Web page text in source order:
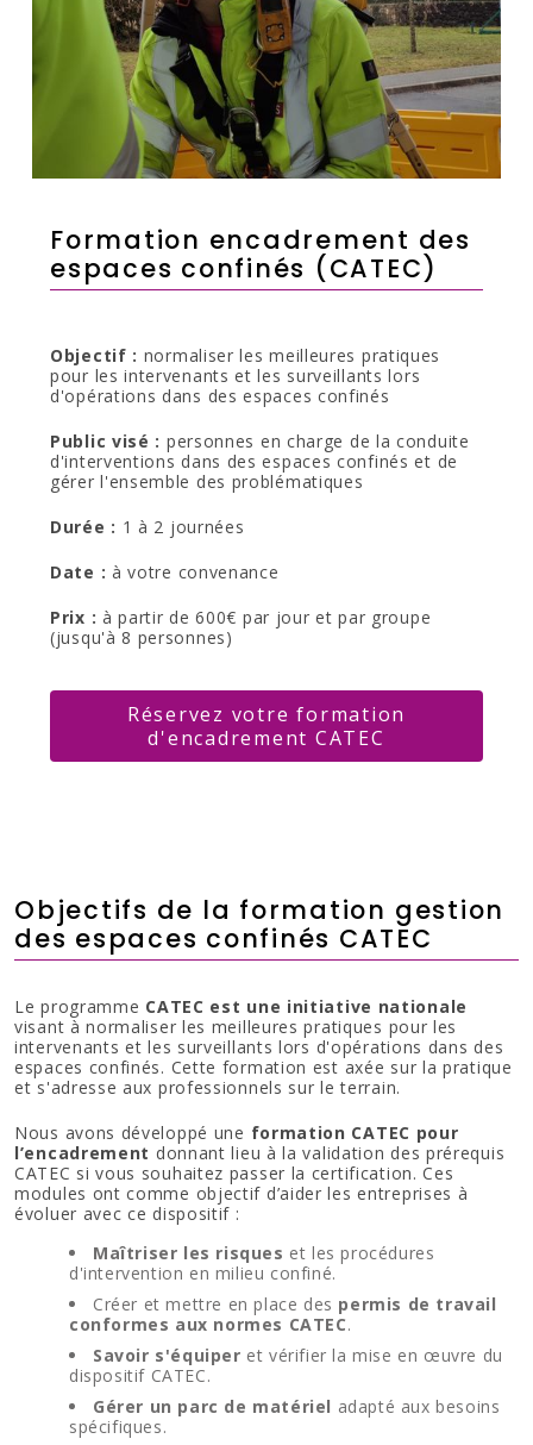
Formation encadrement des
espaces confinés (CATEC)
Objectif : normaliser les meilleures pratiques
pour les intervenants et les surveillants lors
d'opérations dans des espaces confinés
Public visé : personnes en charge de la conduite
d'interventions dans des espaces confinés et de
gérer l'ensemble des problématiques
Durée : 1 à 2 journées
Date : à votre convenance
Prix : à partir de 600€ par jour et par groupe
(jusqu'à 8 personnes)
Réservez votre formation
d'encadrement CATEC
Objectifs de la formation gestion
des espaces confinés CATEC
Le programme CATEC est une initiative nationale
visant à normaliser les meilleures pratiques pour les
intervenants et les surveillants lors d'opérations dans des
espaces confinés. Cette formation est axée sur la pratique
et s'adresse aux professionnels sur le terrain.
Nous avons développé une formation CATEC pour
l’encadrement donnant lieu à la validation des prérequis
CATEC si vous souhaitez passer la certification. Ces
modules ont comme objectif d’aider les entreprises à
évoluer avec ce dispositif :
Maîtriser les risques et les procédures
d'intervention en milieu confiné.
Créer et mettre en place des permis de travail
conformes aux normes CATEC.
Savoir s'équiper et vérifier la mise en œuvre du
dispositif CATEC.
Gérer un parc de matériel adapté aux besoins
spécifiques.